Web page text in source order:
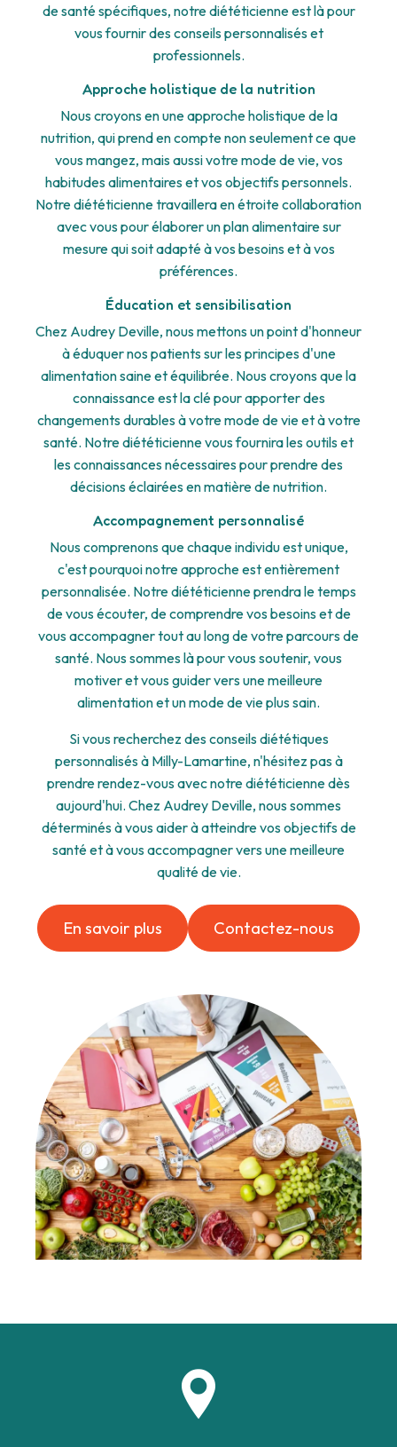
de santé spécifiques, notre diététicienne est là pour
vous fournir des conseils personnalisés et
professionnels.
Approche holistique de la nutrition
Nous croyons en une approche holistique de la
nutrition, qui prend en compte non seulement ce que
vous mangez, mais aussi votre mode de vie, vos
habitudes alimentaires et vos objectifs personnels.
Notre diététicienne travaillera en étroite collaboration
avec vous pour élaborer un plan alimentaire sur
mesure qui soit adapté à vos besoins et à vos
préférences.
Éducation et sensibilisation
Chez Audrey Deville, nous mettons un point d'honneur
à éduquer nos patients sur les principes d'une
alimentation saine et équilibrée. Nous croyons que la
connaissance est la clé pour apporter des
changements durables à votre mode de vie et à votre
santé. Notre diététicienne vous fournira les outils et
les connaissances nécessaires pour prendre des
décisions éclairées en matière de nutrition.
Accompagnement personnalisé
Nous comprenons que chaque individu est unique,
c'est pourquoi notre approche est entièrement
personnalisée. Notre diététicienne prendra le temps
de vous écouter, de comprendre vos besoins et de
vous accompagner tout au long de votre parcours de
santé. Nous sommes là pour vous soutenir, vous
motiver et vous guider vers une meilleure
alimentation et un mode de vie plus sain.
Si vous recherchez des conseils diététiques
personnalisés à Milly-Lamartine, n'hésitez pas à
prendre rendez-vous avec notre diététicienne dès
aujourd'hui. Chez Audrey Deville, nous sommes
déterminés à vous aider à atteindre vos objectifs de
santé et à vous accompagner vers une meilleure
qualité de vie.
En savoir plus Contactez-nous